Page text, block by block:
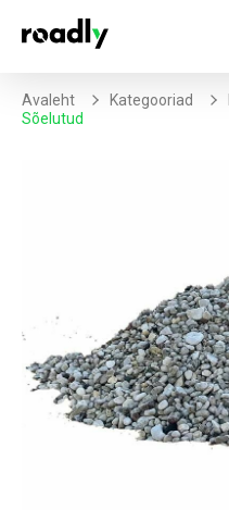
Avaleht Kategooriad
Sõelutud